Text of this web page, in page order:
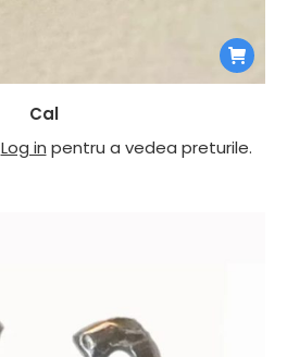
Cal
Log in pentru a vedea preturile.